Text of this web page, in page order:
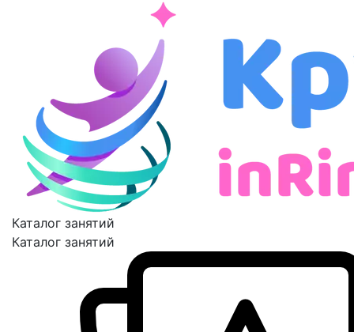
Каталог занятий
Каталог занятий